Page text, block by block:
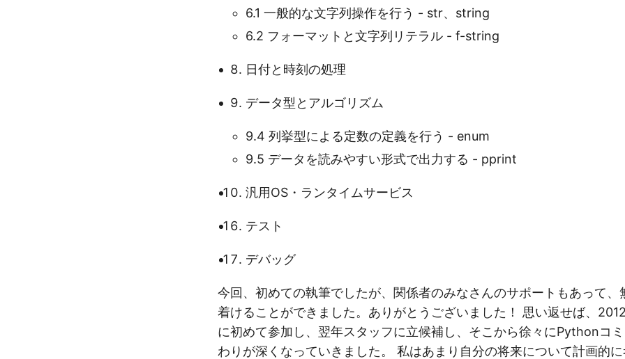
6.1 一般的な文字列操作を行う - str、string
6.2 フォーマットと文字列リテラル - f-string
日付と時刻の処理
データ型とアルゴリズム
9.4 列挙型による定数の定義を行う - enum
9.5 データを読みやすい形式で出力する - pprint
汎用OS・ランタイムサービス
テスト
デバッグ
今回、初めての執筆でしたが、関係者のみなさんのサポートもあって、
着けることができました。ありがとうございました！ 思い返せば、
に初めて参加し、翌年スタッフに立候補し、そこから徐々にPythonコ
わりが深くなっていきました。 私はあまり自分の将来について計画的